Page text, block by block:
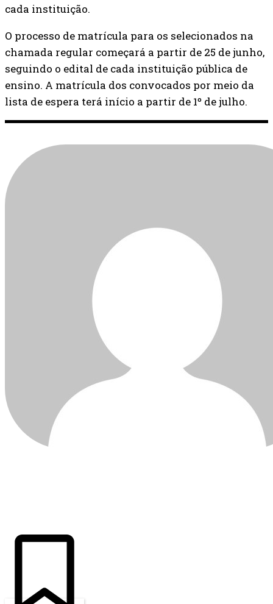
cada instituição.
O processo de matrícula para os selecionados na
chamada regular começará a partir de 25 de junho,
seguindo o edital de cada instituição pública de
ensino. A matrícula dos convocados por meio da
lista de espera terá início a partir de 1º de julho.